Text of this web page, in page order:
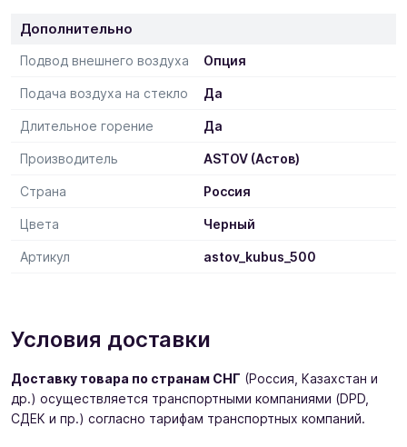
Дополнительно
Подвод внешнего воздуха Опция
Подача воздуха на стекло Да
Длительное горение Да
Производитель ASTOV (Астов)
Страна Россия
Цвета Черный
Артикул astov_kubus_500
Условия доставки
Доставку товара по странам СНГ (Россия, Казахстан и
др.) осуществляется транспортными компаниями (DPD,
СДЕК и пр.) согласно тарифам транспортных компаний.